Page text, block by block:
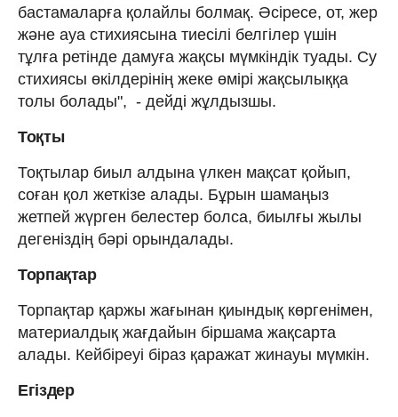
бастамаларға қолайлы болмақ. Әсіресе, от, жер
және ауа стихиясына тиесілі белгілер үшін
тұлға ретінде дамуға жақсы мүмкіндік туады. Су
стихиясы өкілдерінің жеке өмірі жақсылыққа
толы болады", - дейді жұлдызшы.
Тоқты
Тоқтылар биыл алдына үлкен мақсат қойып,
соған қол жеткізе алады. Бұрын шамаңыз
жетпей жүрген белестер болса, биылғы жылы
дегеніздің бәрі орындалады.
Торпақтар
Торпақтар қаржы жағынан қиындық көргенімен,
материалдық жағдайын біршама жақсарта
алады. Кейбіреуі біраз қаражат жинауы мүмкін.
Егіздер